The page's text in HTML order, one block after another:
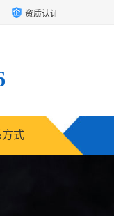
资质认证
式